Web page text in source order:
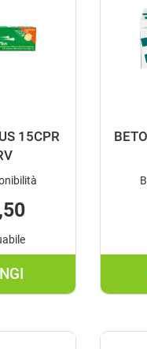
15CPR
BEROCCA